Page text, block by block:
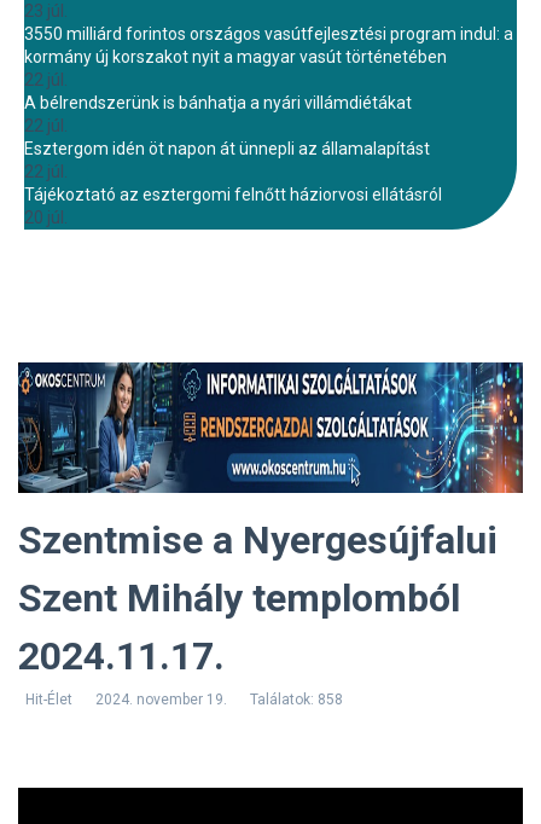
23 júl.
3550 milliárd forintos országos vasútfejlesztési program indul: a
kormány új korszakot nyit a magyar vasút történetében
22 júl.
A bélrendszerünk is bánhatja a nyári villámdiétákat
22 júl.
Esztergom idén öt napon át ünnepli az államalapítást
22 júl.
Tájékoztató az esztergomi felnőtt háziorvosi ellátásról
20 júl.
Szentmise a Nyergesújfalui
Szent Mihály templomból
2024.11.17.
Hit-Élet 2024. november 19. Találatok: 858